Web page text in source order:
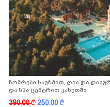
ნომრები საუზმით, ღია და
და სპა ცენტრით კახეთში
390.00k250.00k